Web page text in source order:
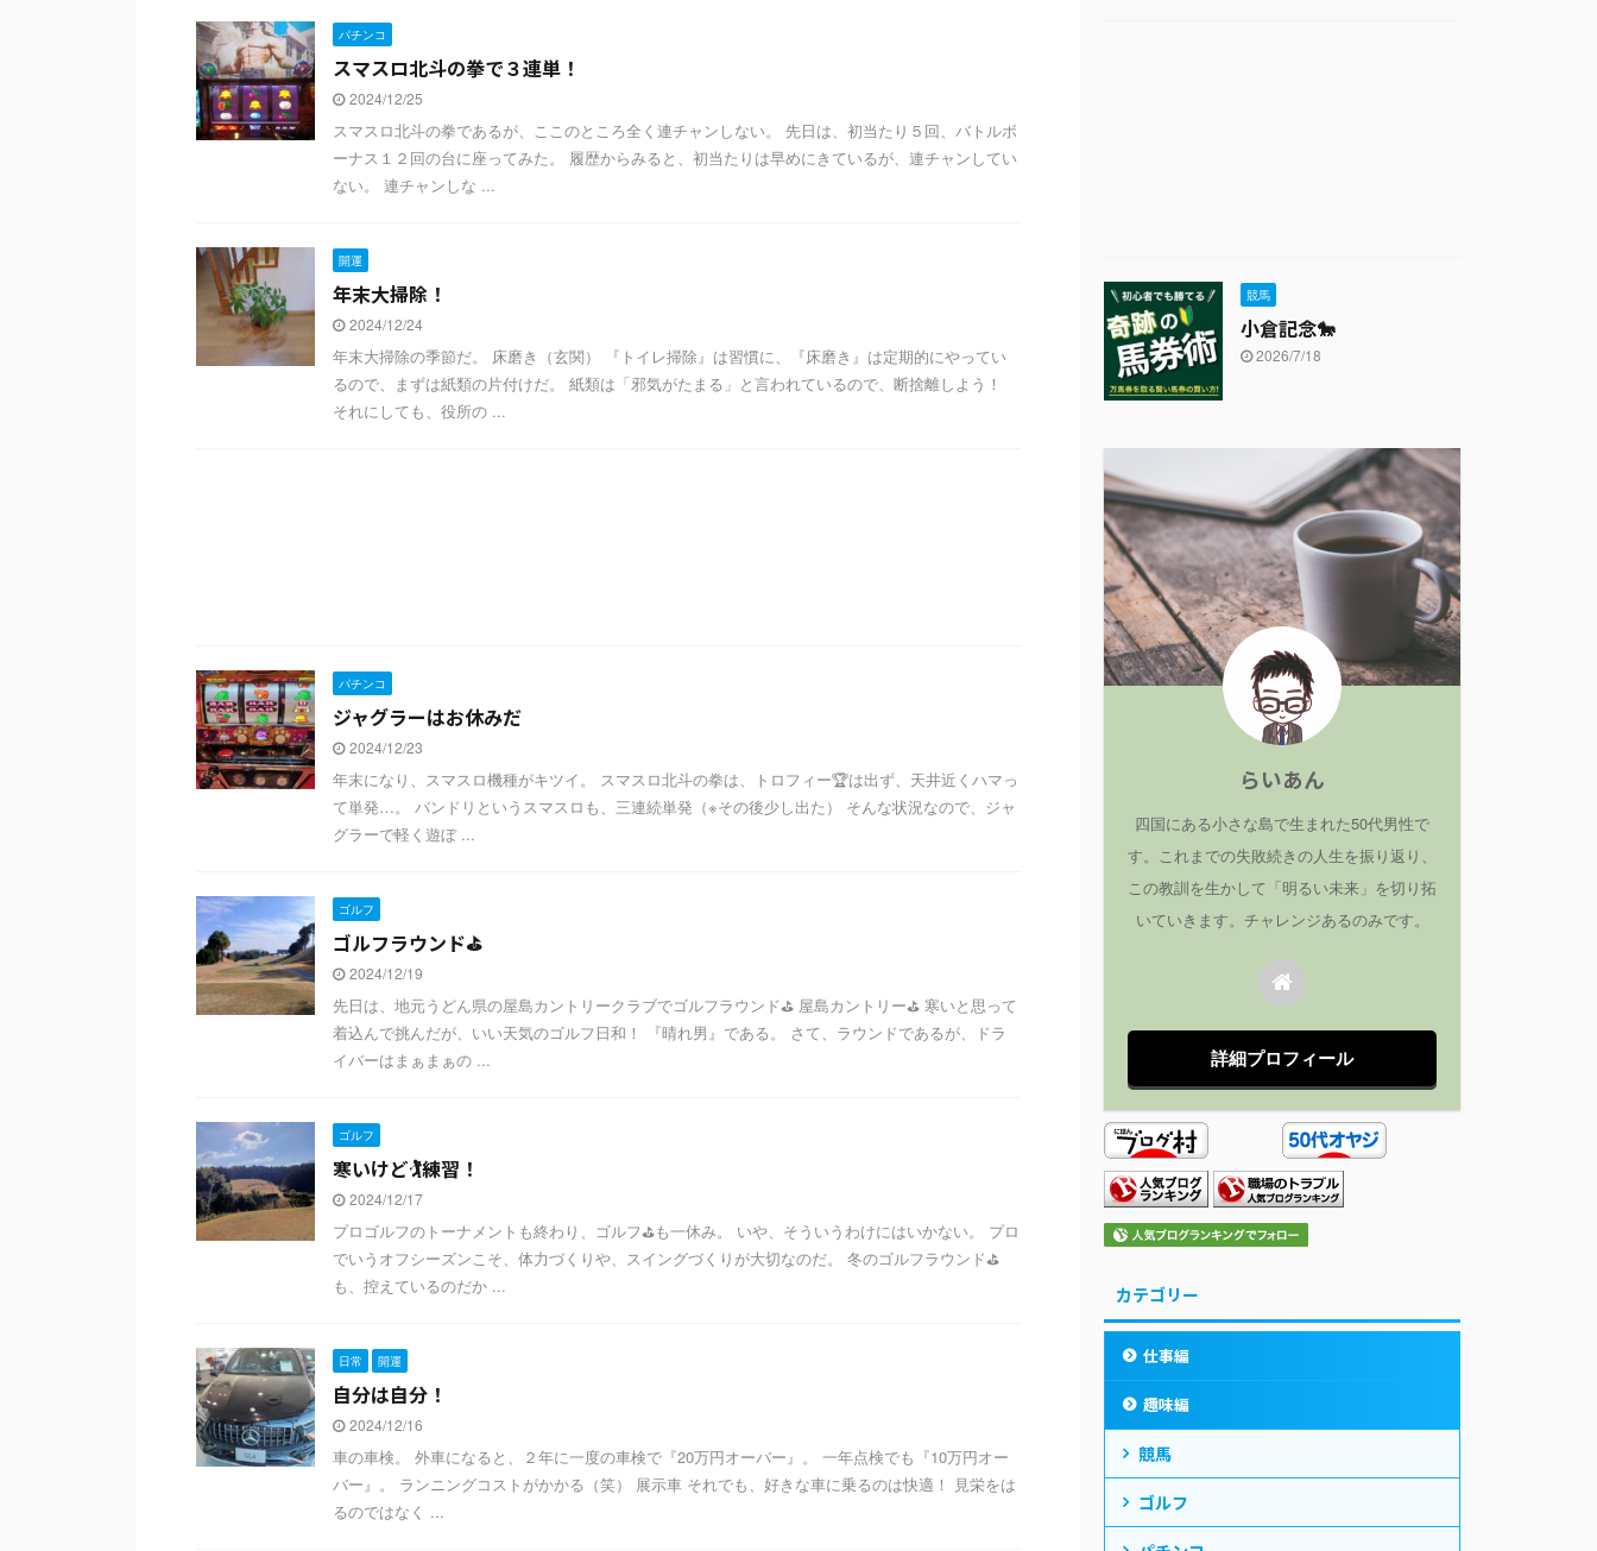
パチンコ
スマスロ北斗の拳で３連単！
2024/12/25
スマスロ北斗の拳であるが、ここのところ全く連チャンしない。 先日は、初当たり５回、バトルボ
ーナス１２回の台に座ってみた。 履歴からみると、初当たりは早めにきているが、連チャンしてい
ない。 連チャンしな ...
開運
年末大掃除！
2024/12/24
年末大掃除の季節だ。 床磨き（玄関） 『トイレ掃除』は習慣に、『床磨き』は定期的にやってい
るので、まずは紙類の片付けだ。 紙類は「邪気がたまる」と言われているので、断捨離しよう！
それにしても、役所の ...
パチンコ
ジャグラーはお休みだ
2024/12/23
年末になり、スマスロ機種がキツイ。 スマスロ北斗の拳は、トロフィー🏆️は出ず、天井近くハマっ
て単発…。 バンドリというスマスロも、三連続単発（※その後少し出た） そんな状況なので、ジャ
グラーで軽く遊ぼ ...
ゴルフ
ゴルフラウンド⛳
2024/12/19
先日は、地元うどん県の屋島カントリークラブでゴルフラウンド⛳ 屋島カントリー⛳ 寒いと思って
着込んで挑んだが、いい天気のゴルフ日和！ 『晴れ男』である。 さて、ラウンドであるが、ドラ
イバーはまぁまぁの ...
ゴルフ
寒いけど🏌️練習！
2024/12/17
プロゴルフのトーナメントも終わり、ゴルフ⛳も一休み。 いや、そういうわけにはいかない。 プロ
でいうオフシーズンこそ、体力づくりや、スイングづくりが大切なのだ。 冬のゴルフラウンド⛳
も、控えているのだか ...
日常 開運
自分は自分！
2024/12/16
車の車検。 外車になると、２年に一度の車検で『20万円オーバー』。 一年点検でも『10万円オー
バー』。 ランニングコストがかかる（笑） 展示車 それでも、好きな車に乗るのは快適！ 見栄をは
るのではなく ...
競馬
小倉記念🐎
2026/7/18
らいあん
四国にある小さな島で生まれた50代男性で
す。これまでの失敗続きの人生を振り返り、
この教訓を生かして「明るい未来」を切り拓
いていきます。チャレンジあるのみです。
詳細プロフィール
カテゴリー
仕事編
趣味編
競馬
ゴルフ